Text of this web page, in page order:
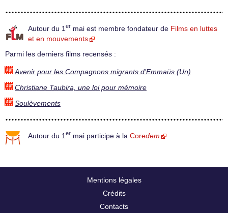
Autour du 1 er mai est membre fondateur de Films en luttes
et en mouvements
Parmi les derniers films recensés :
Avenir pour les Compagnons migrants d’Emmaüs (Un)
Christiane Taubira, une loi pour mémoire
Soulèvements
Autour du 1 er mai participe à la Coredem
Mentions légales
Crédits
Contacts